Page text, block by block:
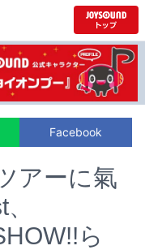
Facebook
アーに氣
ら